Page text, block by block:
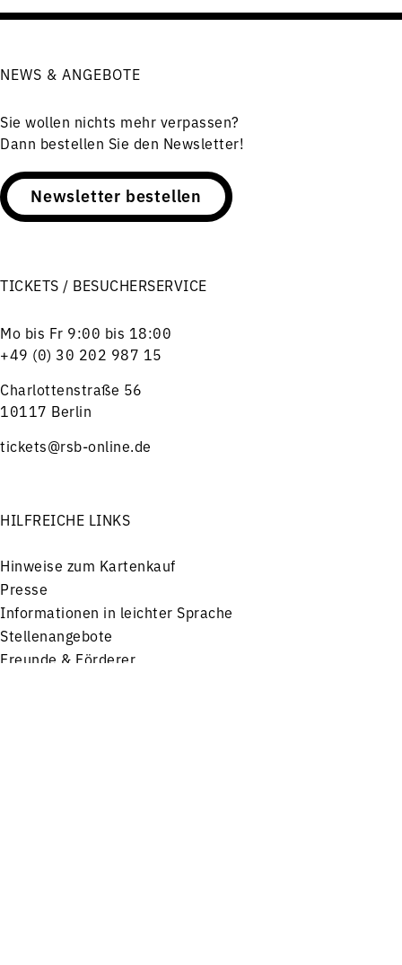
NEWS & ANGEBOTE
Sie wollen nichts mehr verpassen?
Dann bestellen Sie den Newsletter!
Newsletter bestellen
TICKETS / BESUCHERSERVICE
Mo bis Fr 9:00 bis 18:00
+49 (0) 30 202 987 15
Charlottenstraße 56
10117 Berlin
tickets@rsb-online.de
HILFREICHE LINKS
Hinweise zum Kartenkauf
Presse
Informationen in leichter Sprache
Stellenangebote
Freunde & Förderer